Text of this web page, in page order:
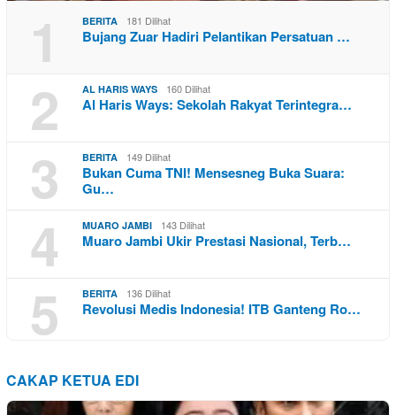
1 BERITA 181 Dilihat
Bujang Zuar Hadiri Pelantikan Persatuan …
2 AL HARIS WAYS 160 Dilihat
Al Haris Ways: Sekolah Rakyat Terintegra…
3 BERITA 149 Dilihat
Bukan Cuma TNI! Mensesneg Buka Suara:
Gu…
4 MUARO JAMBI 143 Dilihat
Muaro Jambi Ukir Prestasi Nasional, Terb…
5 BERITA 136 Dilihat
Revolusi Medis Indonesia! ITB Ganteng Ro…
CAKAP KETUA EDI